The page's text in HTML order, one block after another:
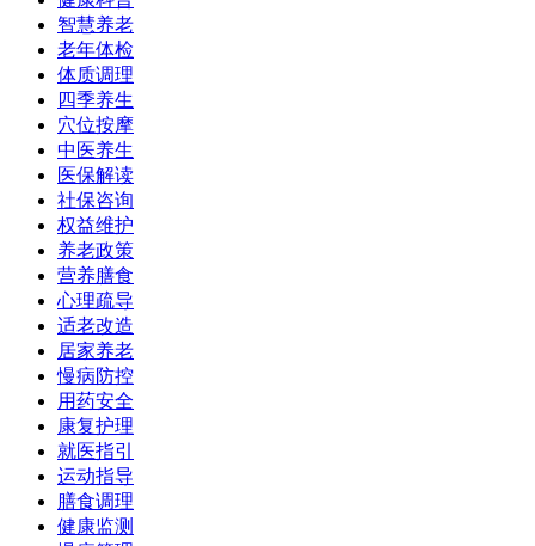
智慧养老
老年体检
体质调理
四季养生
穴位按摩
中医养生
医保解读
社保咨询
权益维护
养老政策
营养膳食
心理疏导
适老改造
居家养老
慢病防控
用药安全
康复护理
就医指引
运动指导
膳食调理
健康监测